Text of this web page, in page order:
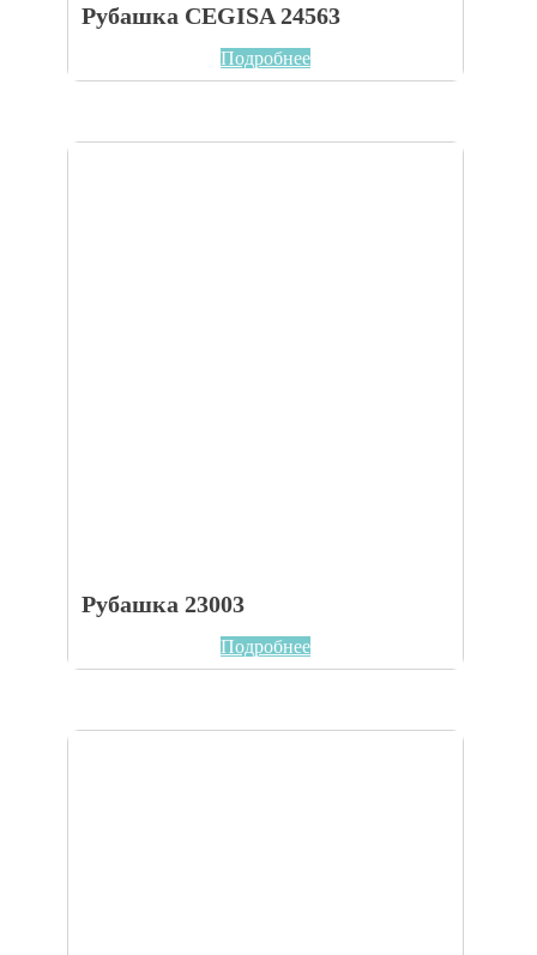
Рубашка CEGISA 24563
Подробнее
Рубашка 23003
Подробнее